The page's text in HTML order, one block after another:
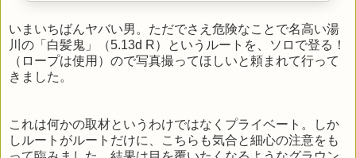
いまいちばんヤバい男。ただでさえ危険なことで名高い湯
川の「白髪鬼」（5.13d R）というルートを、ソロで登る！
（ロープは使用）ので写真撮ってほしいと頼まれて行って
きました。
これは何かの取材というわけではなくプライベート。しか
しルートがルートだけに、こちらも気合と細心の注意をも